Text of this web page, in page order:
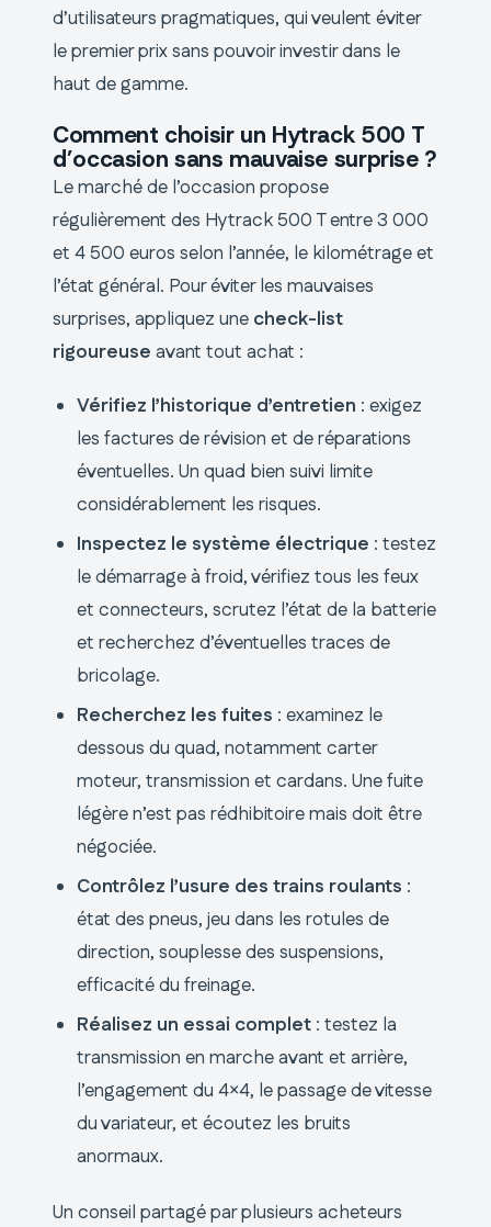
d’utilisateurs pragmatiques, qui veulent éviter
le premier prix sans pouvoir investir dans le
haut de gamme.
Comment choisir un Hytrack 500 T
d’occasion sans mauvaise surprise ?
Le marché de l’occasion propose
régulièrement des Hytrack 500 T entre 3 000
et 4 500 euros selon l’année, le kilométrage et
l’état général. Pour éviter les mauvaises
surprises, appliquez une check-list
rigoureuse avant tout achat :
Vérifiez l’historique d’entretien : exigez
les factures de révision et de réparations
éventuelles. Un quad bien suivi limite
considérablement les risques.
Inspectez le système électrique : testez
le démarrage à froid, vérifiez tous les feux
et connecteurs, scrutez l’état de la batterie
et recherchez d’éventuelles traces de
bricolage.
Recherchez les fuites : examinez le
dessous du quad, notamment carter
moteur, transmission et cardans. Une fuite
légère n’est pas rédhibitoire mais doit être
négociée.
Contrôlez l’usure des trains roulants :
état des pneus, jeu dans les rotules de
direction, souplesse des suspensions,
efficacité du freinage.
Réalisez un essai complet : testez la
transmission en marche avant et arrière,
l’engagement du 4×4, le passage de vitesse
du variateur, et écoutez les bruits
anormaux.
Un conseil partagé par plusieurs acheteurs